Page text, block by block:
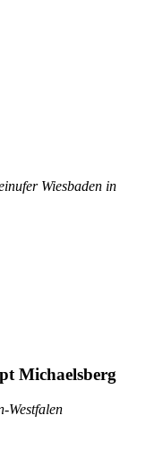
Wiesbaden in
Michaelsberg
Westfalen